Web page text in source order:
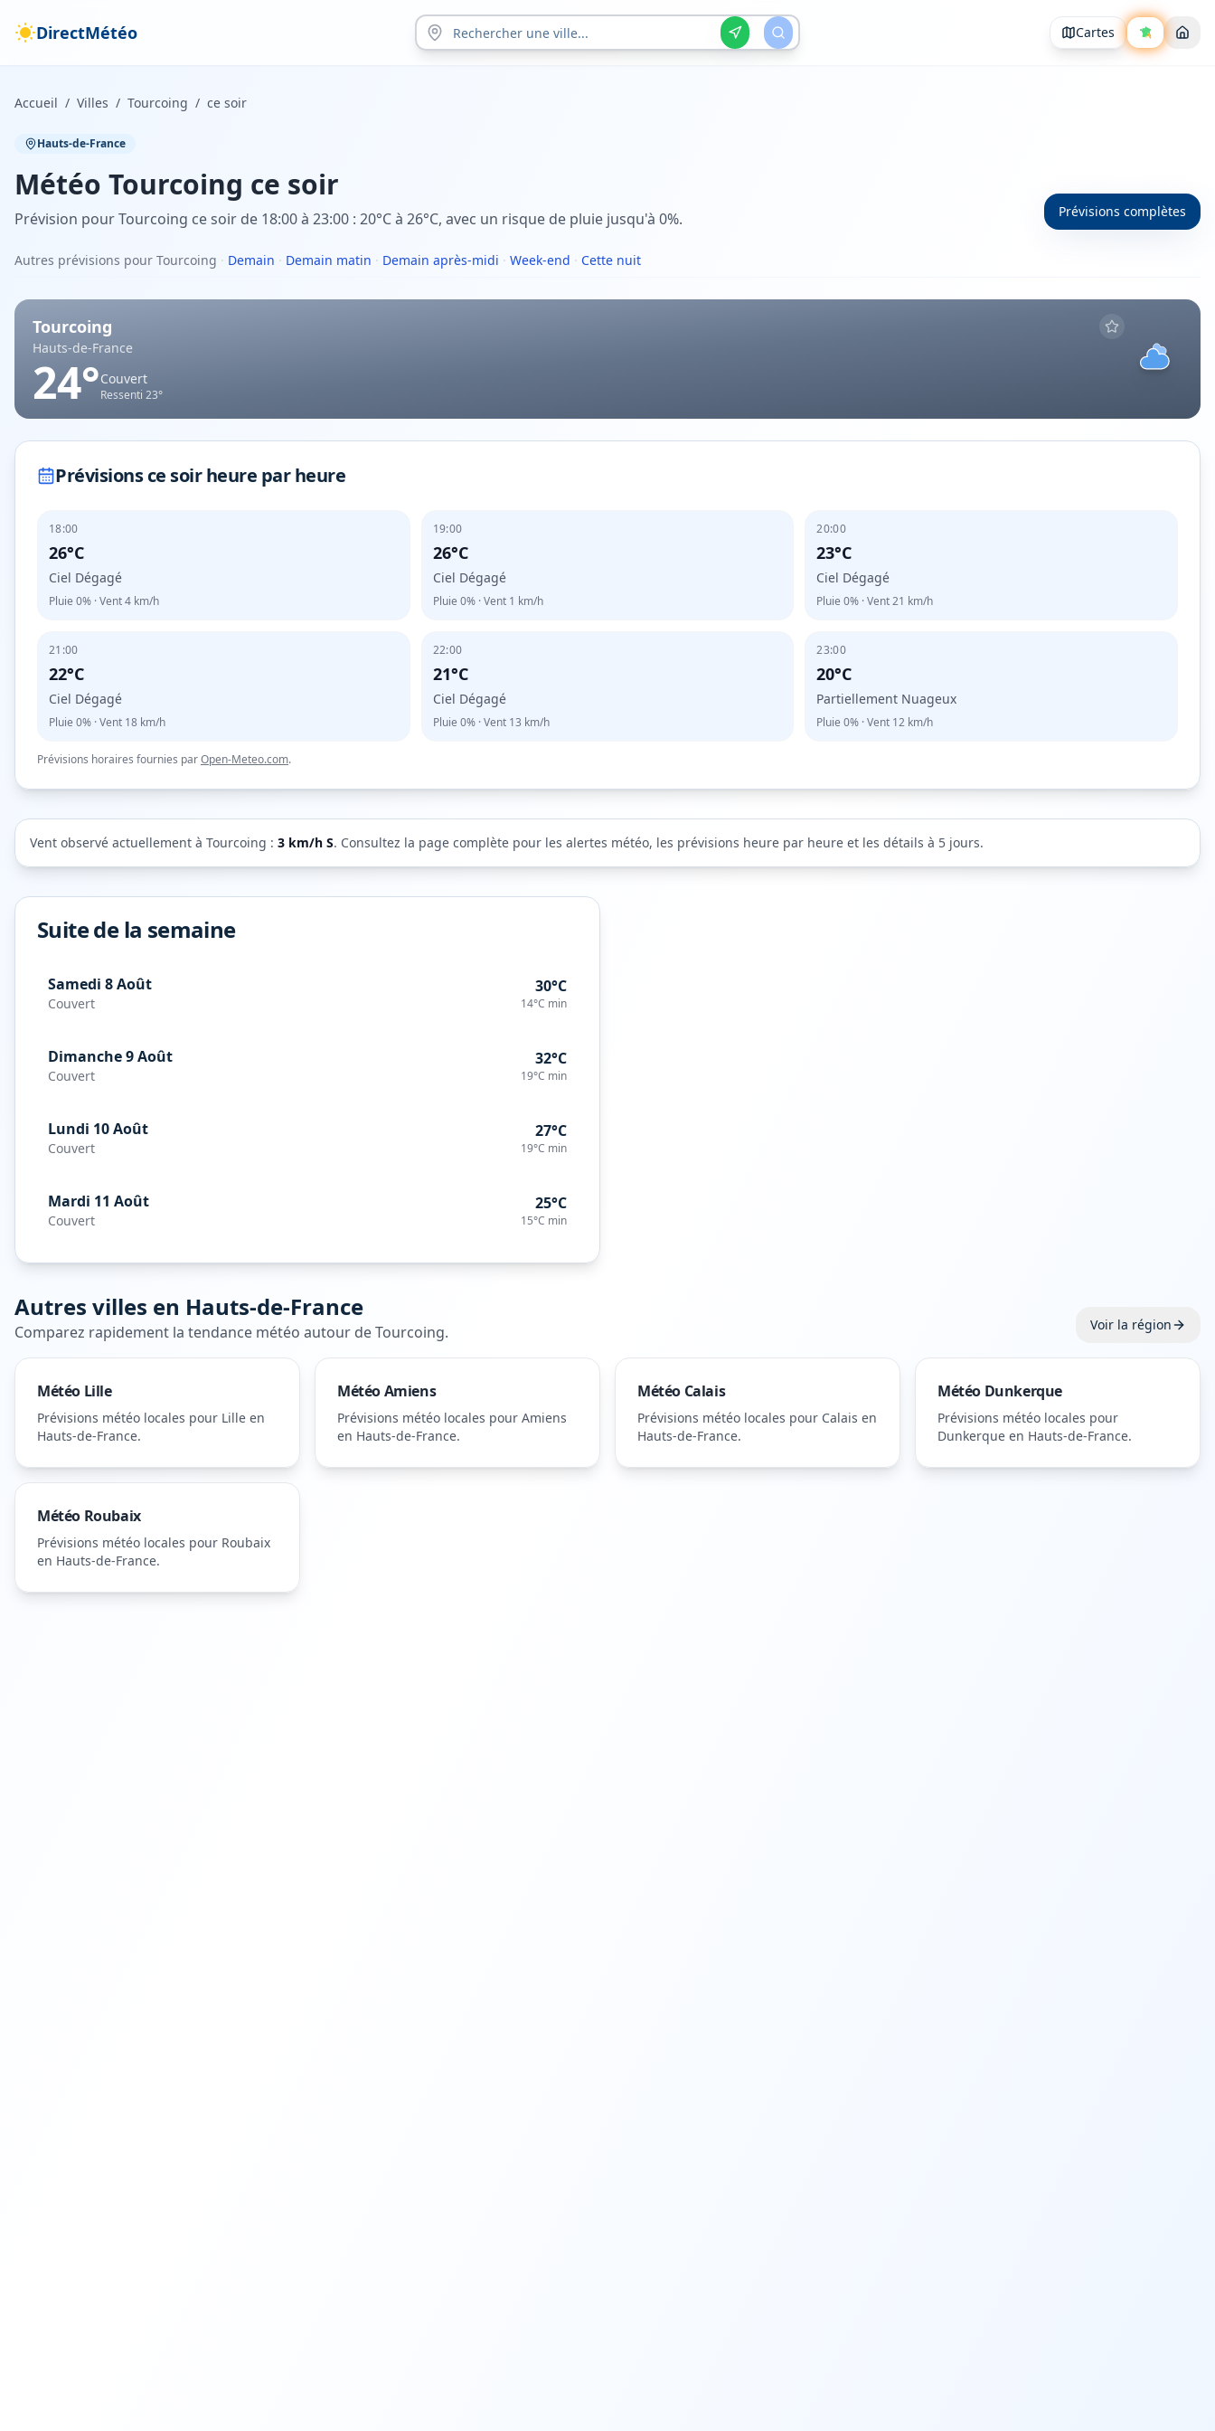
DirectMétéo Cartes
Accueil / Villes / Tourcoing / ce soir
Hauts-de-France
Météo Tourcoing ce soir
Prévision pour Tourcoing ce soir de 18:00 à 23:00 : 20°C à 26°C, avec un risque de pluie jusqu'à 0%. Prévisions complètes
Autres prévisions pour Tourcoing · Demain · Demain matin · Demain après-midi · Week-end · Cette nuit
Tourcoing
Hauts-de-France
24°Couvert
Ressenti 23°
Prévisions ce soir heure par heure
18:00
26°C
Ciel Dégagé
Pluie 0% · Vent4 km/h
19:00
26°C
Ciel Dégagé
Pluie 0%· Vent 1 km/h
20:00
23°C
Ciel Dégagé
Pluie0% · Vent21 km/h
21:00
22°C
Ciel Dégagé
Pluie 0% · Vent 18 km/h
22:00
21°C
Ciel Dégagé
Pluie 0%· Vent 13 km/h
23:00
20°C
Partiellement Nuageux
Pluie0% · Vent 12 km/h
Prévisions horaires fournies parOpen-Meteo.com.
Vent observé actuellement à Tourcoing : 3 km/h S. Consultez la page complète pour les alertes météo, les prévisions heure par heure et les détails à 5 jours.
Suite de la semaine
Samedi 8 Août
Couvert
30°C
14°C min
Dimanche 9 Août
Couvert
32°C
19°C min
Lundi 10 Août
Couvert
27°C
19°C min
Mardi 11 Août
Couvert
25°C
15°C min
Autres villes en Hauts-de-France
Comparez rapidement la tendance météo autour deTourcoing. Voir la région
Météo Lille
Prévisions météo locales pour Lille en
Hauts-de-France.
MétéoAmiens
Prévisions météo locales pour Amiens
en Hauts-de-France.
Météo Calais
Prévisions météo locales pour Calais en
Hauts-de-France.
Météo Dunkerque
Prévisions météo locales pour
Dunkerque en Hauts-de-France.
Météo Roubaix
Prévisions météo locales pour Roubaix
en Hauts-de-France.